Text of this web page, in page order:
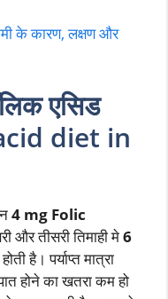
के कारण, लक्षण और
एसिड
diet in
4 mg Folic
और तीसरी तिमाही मे6
है। पर्याप्त मात्रा
होने का खतरा कम हो